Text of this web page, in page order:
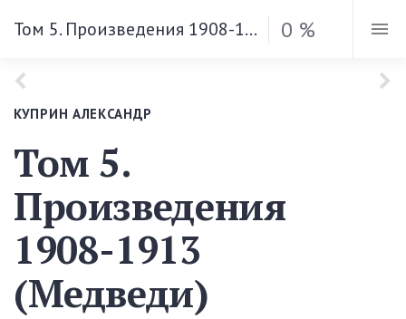
Том 5. Произведения 1908-1913 (Медведи) 0 %
КУПРИН АЛЕКСАНДР
Том 5.
Произведения
1908-1913
(Медведи)